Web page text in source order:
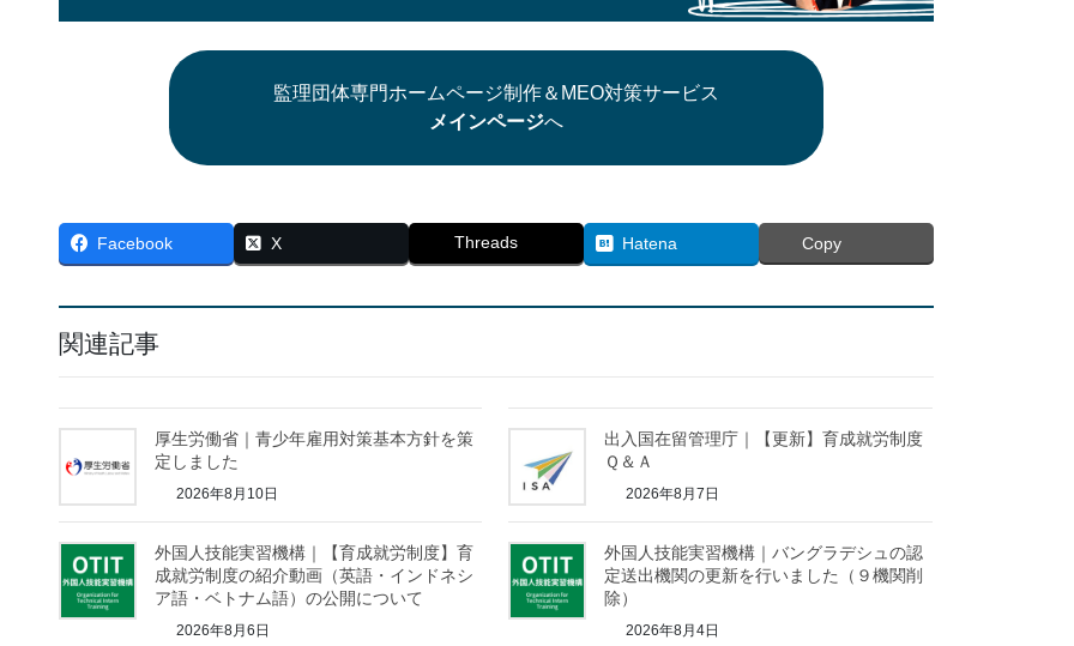
監理団体専門ホームページ制作＆MEO対策サービス
メインページへ
Facebook X Threads Hatena Copy
関連記事
厚生労働省｜青少年雇用対策基本方針を策
定しました
2026年8月10日
出入国在留管理庁｜【更新】育成就労制度
Ｑ＆Ａ
2026年8月7日
外国人技能実習機構｜【育成就労制度】育
成就労制度の紹介動画（英語・インドネシ
ア語・ベトナム語）の公開について
2026年8月6日
外国人技能実習機構｜バングラデシュの認
定送出機関の更新を行いました（９機関削
除）
2026年8月4日